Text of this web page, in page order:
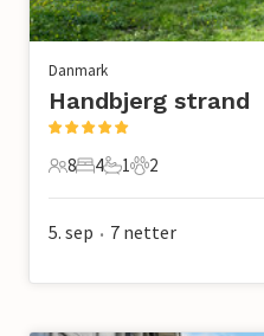
Danmark
Handbjerg strand
8 Gjester
8
4 Soverom
4
1 Bad
1
2 Kjæledyr
2
5. sep • 7 netter